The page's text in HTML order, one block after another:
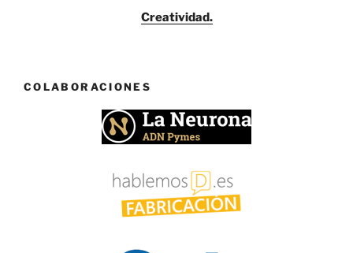
Creatividad.
COLABORACIONES